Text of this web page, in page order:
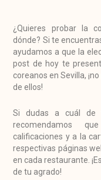
¿Quieres probar la
dónde? Si te
ayudamos a que la
post de hoy te
coreanos en Sevilla,
de ellos!
Si dudas a cuál de
recomendamos
calificaciones y a la
respectivas páginas
en cada restaurante.
de tu agrado!